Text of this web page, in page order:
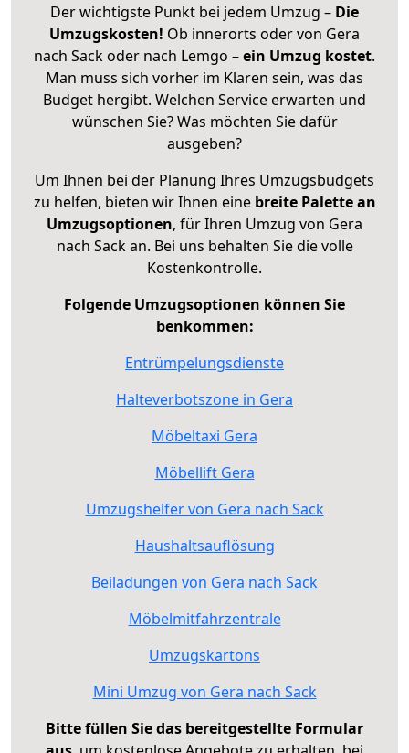
Der wichtigste Punkt bei jedem Umzug – Die
Umzugskosten! Ob innerorts oder von Gera
nach Sack oder nach Lemgo –ein Umzug kostet.
Man muss sich vorher im Klaren sein, was das
Budget hergibt. Welchen Service erwarten und
wünschen Sie? Was möchten Sie dafür
ausgeben?
Um Ihnen bei der Planung Ihres Umzugsbudgets
zu helfen, bieten wir Ihnen eine breite Palette an
Umzugsoptionen, für Ihren Umzug von Gera
nach Sack an. Bei uns behalten Sie die volle
Kostenkontrolle.
Folgende Umzugsoptionen können Sie
benkommen:
Entrümpelungsdienste
Halteverbotszone in Gera
Möbeltaxi Gera
Möbellift Gera
Umzugshelfer von Gera nach Sack
Haushaltsauflösung
Beiladungen von Gera nach Sack
Möbelmitfahrzentrale
Umzugskartons
Mini Umzug von Gera nach Sack
Bitte füllen Sie das bereitgestellte Formular